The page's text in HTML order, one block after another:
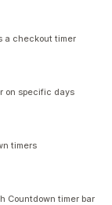
a checkout timer
on specific days
timers
Countdown timer bar